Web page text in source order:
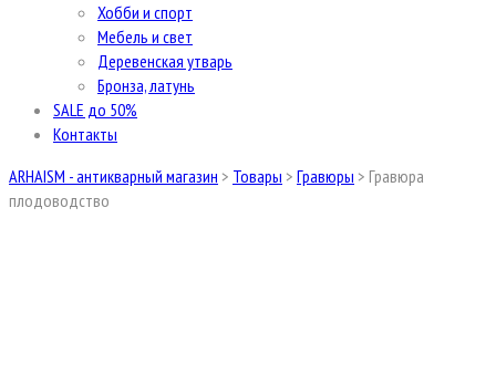
Хобби и спорт
Мебель и свет
Деревенская утварь
Бронза, латунь
SALE до 50%
Контакты
ARHAISM - антикварный магазин > Товары > Гравюры > Гравюра
плодоводство